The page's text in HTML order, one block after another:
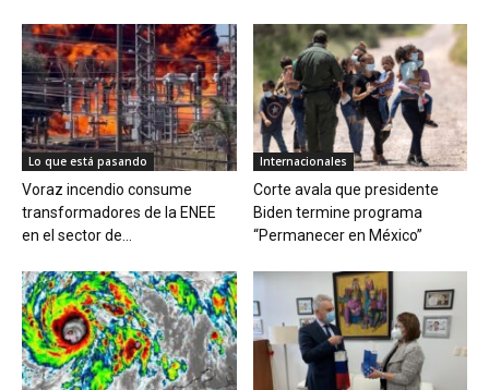
Lo que está pasando
Voraz incendio consume
transformadores de la ENEE
en el sector de...
Internacionales
Corte avala que presidente
Biden termine programa
“Permanecer en México”